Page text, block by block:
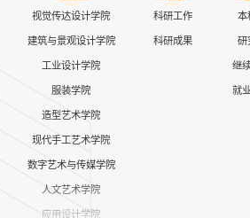
视觉传达设计学院
建筑与景观设计学院
工业设计学院
服装学院
造型艺术学院
现代手工艺术学院
数字艺术与传媒学院
人文艺术学院
应用设计学院
科研工作
科研成果
本
研
继
就